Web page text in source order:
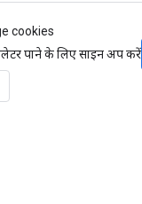
cookies
पाने के लिए साइन अप करें